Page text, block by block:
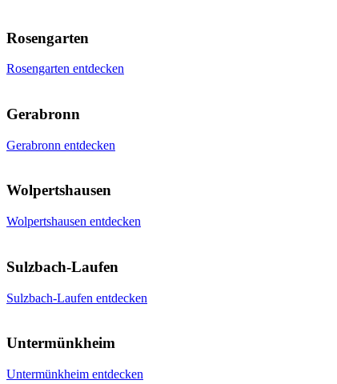
Rosengarten
Rosengarten entdecken
Gerabronn
Gerabronn entdecken
Wolpertshausen
Wolpertshausen entdecken
Sulzbach-Laufen
Sulzbach-Laufen entdecken
Untermünkheim
Untermünkheim entdecken